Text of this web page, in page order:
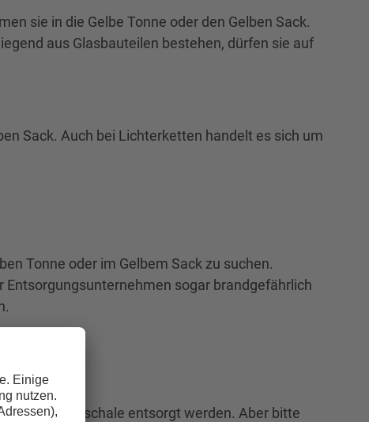
sie in die Gelbe Tonne oder den Gelben Sack.
aus Glasbauteilen bestehen, dürfen sie auf
Sack. Auch bei Lichterketten handelt es sich um
Tonne oder im Gelbem Sack zu suchen.
sogar brandgefährlich
kleine Aluschale entsorgt werden. Aber bitte